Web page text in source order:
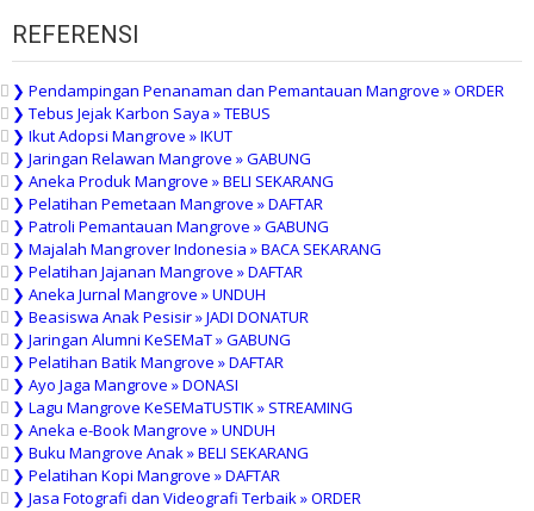
REFERENSI
❯ Pendampingan Penanaman dan Pemantauan Mangrove » ORDER
❯ Tebus Jejak Karbon Saya » TEBUS
❯ Ikut Adopsi Mangrove » IKUT
❯ Jaringan Relawan Mangrove » GABUNG
❯ Aneka Produk Mangrove » BELI SEKARANG
❯ Pelatihan Pemetaan Mangrove » DAFTAR
❯ Patroli Pemantauan Mangrove » GABUNG
❯ Majalah Mangrover Indonesia » BACA SEKARANG
❯ Pelatihan Jajanan Mangrove » DAFTAR
❯ Aneka Jurnal Mangrove » UNDUH
❯ Beasiswa Anak Pesisir » JADI DONATUR
❯ Jaringan Alumni KeSEMaT » GABUNG
❯ Pelatihan Batik Mangrove » DAFTAR
❯ Ayo Jaga Mangrove » DONASI
❯ Lagu Mangrove KeSEMaTUSTIK » STREAMING
❯ Aneka e-Book Mangrove » UNDUH
❯ Buku Mangrove Anak » BELI SEKARANG
❯ Pelatihan Kopi Mangrove » DAFTAR
❯ Jasa Fotografi dan Videografi Terbaik » ORDER